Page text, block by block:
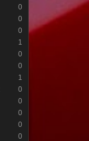
0
0
0
1
0
0
1
0
0
0
0
0